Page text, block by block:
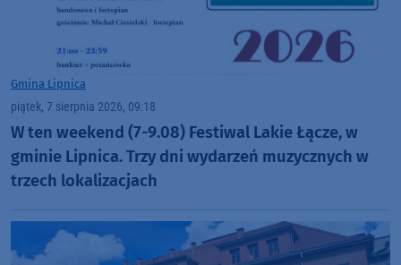
Gmina Lipnica
piątek, 7 sierpnia 2026, 09:18
W ten weekend (7-9.08) Festiwal Lakie Łącze, w
gminie Lipnica. Trzy dni wydarzeń muzycznych w
trzech lokalizacjach